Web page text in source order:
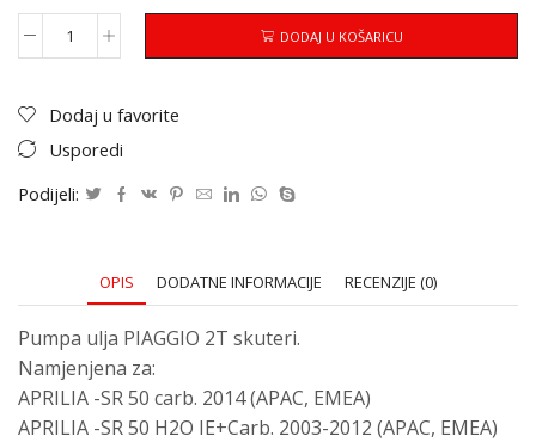
DODAJ U KOŠARICU
Dodaj u favorite
Usporedi
Podijeli:
OPIS DODATNE INFORMACIJE RECENZIJE (0)
Pumpa ulja PIAGGIO 2T skuteri.
Namjenjena za:
APRILIA -SR 50 carb. 2014 (APAC, EMEA)
APRILIA -SR 50 H2O IE+Carb. 2003-2012 (APAC, EMEA)